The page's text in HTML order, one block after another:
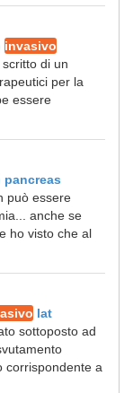
invasivo
di un
per la
essere
pancreas
può essere
anche se
ho visto che al
lat
sottoposto ad
corrispondente a